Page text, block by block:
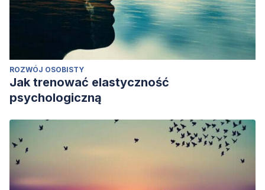
ROZWÓJ OSOBISTY
Jak trenować elastyczność
psychologiczną